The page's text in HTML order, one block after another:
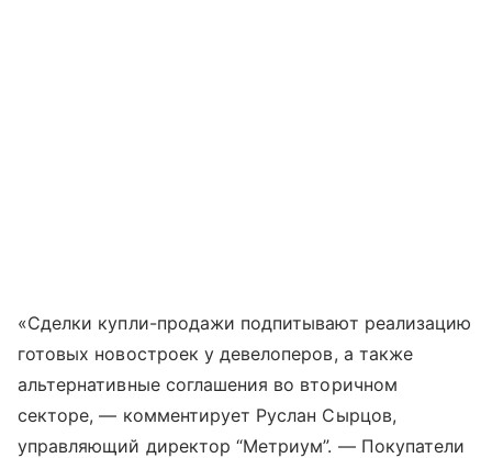
«Сделки купли-продажи подпитывают реализацию
готовых новостроек у девелоперов, а также
альтернативные соглашения во вторичном
секторе, — комментирует Руслан Сырцов,
управляющий директор “Метриум”. — Покупатели